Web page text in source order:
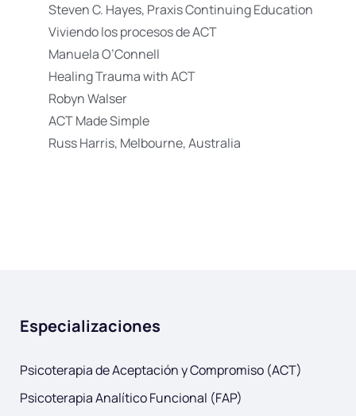
Steven C. Hayes, Praxis Continuing Education
Viviendo los procesos de ACT
Manuela O’Connell
Healing Trauma with ACT
Robyn Walser
ACT Made Simple
Russ Harris, Melbourne, Australia
Especializaciones
Psicoterapia de Aceptación y Compromiso (ACT)
Psicoterapia Analítico Funcional (FAP)